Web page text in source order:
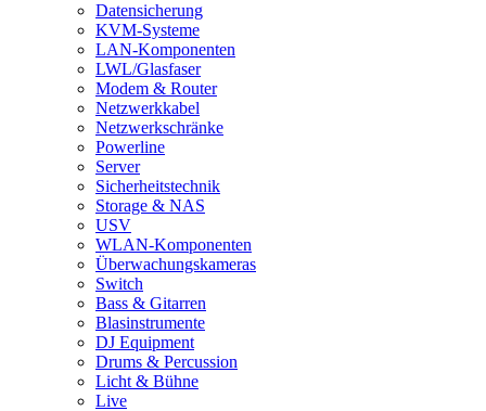
Datensicherung
KVM-Systeme
LAN-Komponenten
LWL/Glasfaser
Modem & Router
Netzwerkkabel
Netzwerkschränke
Powerline
Server
Sicherheitstechnik
Storage & NAS
USV
WLAN-Komponenten
Überwachungskameras
Switch
Bass & Gitarren
Blasinstrumente
DJ Equipment
Drums & Percussion
Licht & Bühne
Live